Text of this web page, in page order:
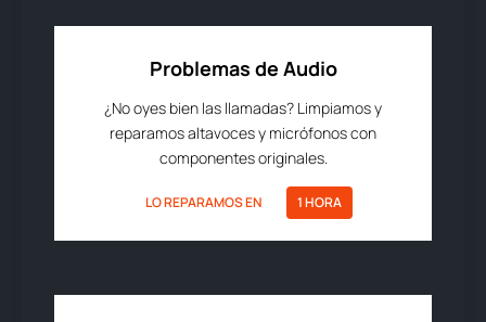
Problemas de Audio
¿No oyes bien las llamadas? Limpiamos y
reparamos altavoces y micrófonos con
componentes originales.
LO REPARAMOS EN 1 HORA